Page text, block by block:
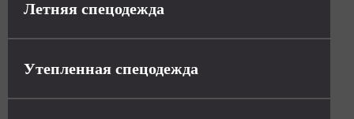
Летняя спецодежда
Утепленная спецодежда